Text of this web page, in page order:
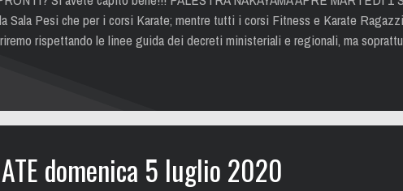
Sala Pesi che per i corsi Karate; mentre tutti i corsi Fitness e Karate
rispettando le linee guida dei decreti ministeriali e regionali, ma
domenica 5 luglio 2020